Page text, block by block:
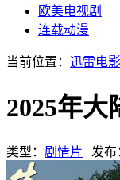
欧美电视剧
连载动漫
当前位置： 迅雷电
2025年
类型： 剧情片 | 发布